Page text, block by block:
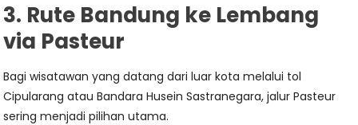
3. Rute Bandung ke Lembang
via Pasteur
Bagi wisatawan yang datang dari luar kota melalui tol
Cipularang atau Bandara Husein Sastranegara, jalur Pasteur
sering menjadi pilihan utama.